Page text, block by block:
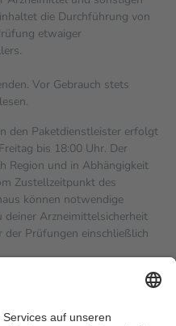
die Durchführung von
etwaiger
Vor Gebrauch stets
den Paketdienstleister erfolgt
bis 18:00 Uhr. Der
Region und in Abhängigkeit
Zustellzeitpunkt des
können notwendige
deiner Arzneimittelsicherheit
der Prüfungen einschließlich
stellt der Arzt ein
in der Regel die